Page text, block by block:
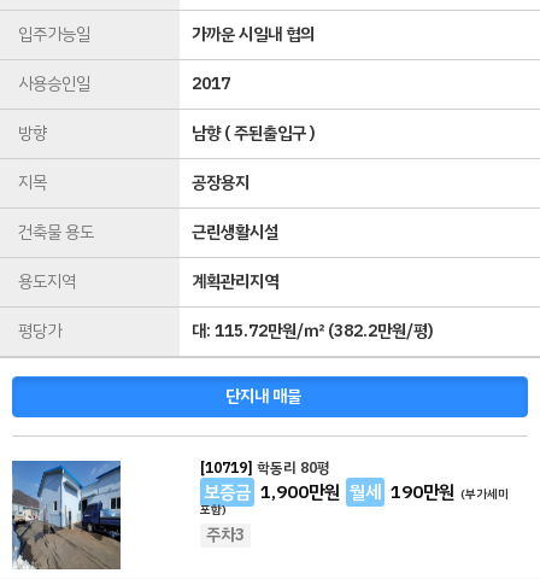
입주가능일
가까운 시일내 협의
사용승인일
2017
방향
남향 ( 주된출입구 )
지목
공장용지
건축물 용도
근린생활시설
용도지역
계획관리지역
평당가
대:115.72만원/㎡(382.2만원/평)
단지내 매물
[10719] 학동리 80평
보증금 1,900만원 월세 190만원 (부가세미
포함)
주차3